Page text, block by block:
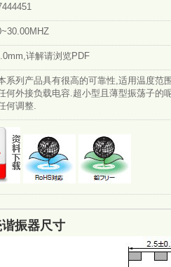
详解请浏览PDF
系列产品具有很高的可靠性,适用温度范
何外接负载电容.超小型且薄型振荡子的
何调整.
振器尺寸